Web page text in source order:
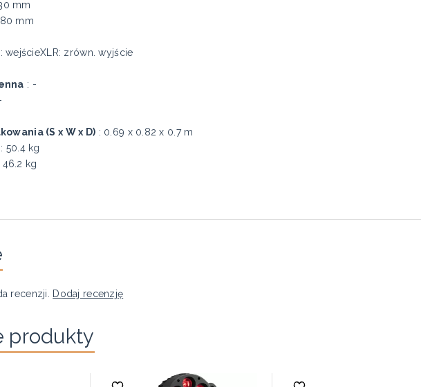
mm
mm
wejścieXLR: zrówn. wyjście
: -
(S x W x D) : 0.69 x 0.82 x 0.7 m
50.4 kg
46.2 kg
recenzji. Dodaj recenzję
produkty